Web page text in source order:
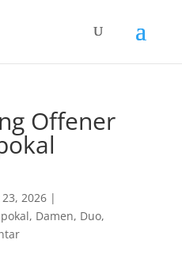
Offener
2026|
, Damen, Duo,